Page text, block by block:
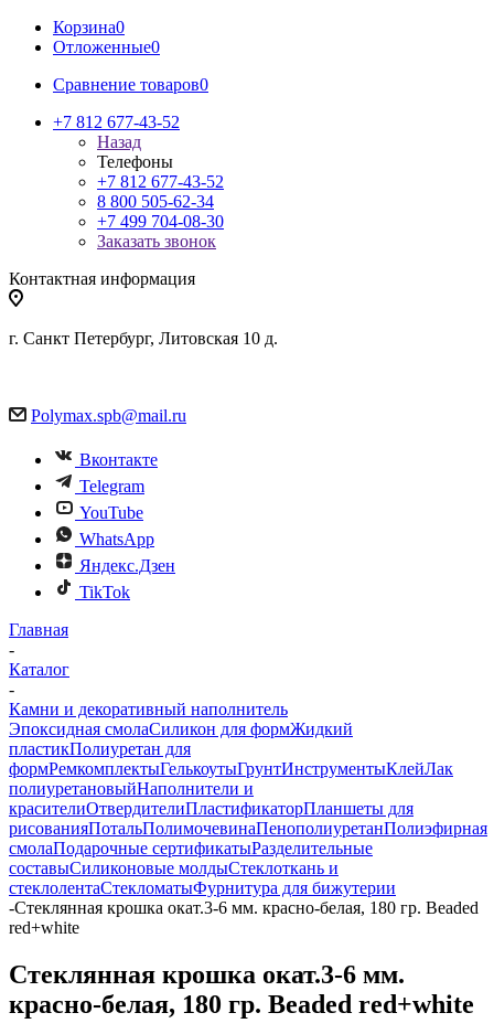
Корзина0
Отложенные0
Сравнение товаров0
+7 812 677-43-52
Назад
Телефоны
+7 812 677-43-52
8 800 505-62-34
+7 499 704-08-30
Заказать звонок
Контактная информация
г. Санкт Петербург, Литовская 10 д.
Polymax.spb@mail.ru
Вконтакте
Telegram
YouTube
WhatsApp
Яндекс.Дзен
TikTok
Главная
-
Каталог
-
Камни и декоративный наполнитель
Эпоксидная смолаСиликон для формЖидкий
пластикПолиуретан для
формРемкомплектыГелькоутыГрунтИнструментыКлейЛак
полиуретановыйНаполнители и
красителиОтвердителиПластификаторПланшеты для
рисованияПотальПолимочевинаПенополиуретанПолиэфирная
смолаПодарочные сертификатыРазделительные
составыСиликоновые молдыСтеклоткань и
стеклолентаСтекломатыФурнитура для бижутерии
-Стеклянная крошка окат.3-6 мм. красно-белая, 180 гр. Beaded
red+white
Стеклянная крошка окат.3-6 мм.
красно-белая, 180 гр. Beaded red+white